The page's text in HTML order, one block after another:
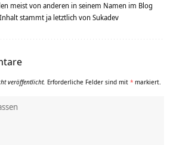
meist von anderen in seinem Namen im Blog
stammt ja letztlich von Sukadev
veröffentlicht. Erforderliche Felder sind mit * markiert.